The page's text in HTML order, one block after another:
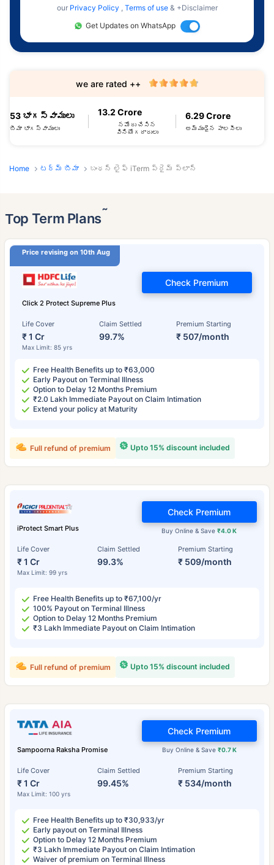
our Privacy Policy , Terms of use & +Disclaimer
Get Updates on WhatsApp
53 భాగస్వాములు
బీమా భాగస్వాములు
13.2 Crore
నమోదు చేసిన
వినియోగదారులు
6.29 Crore
అమ్ముడైన పాలసీలు
we are rated ++
Home టర్మ్ బీమా బంధన్ లైఫ్ iTerm ప్రైమ్ ప్లాన్
Top Term Plans˜
Price revising on 10th Aug
Click 2 Protect Supreme Plus
Life Cover
₹ 1 Cr
Max Limit: 85 yrs
Claim Settled
99.7%
Premium Starting
₹ 507/month
Check Premium
Free Health Benefits up to ₹63,000
Early Payout on Terminal Illness
Option to Delay 12 Months Premium
₹2.0 Lakh Immediate Payout on Claim Intimation
Extend your policy at Maturity
Upto 15% discount included
Full refund of premium
iProtect Smart Plus
Life Cover
₹ 1 Cr
Max Limit: 99 yrs
Claim Settled
99.3%
Premium Starting
₹ 509/month
Buy Online & Save₹4.0 K
Check Premium
Free Health Benefits up to ₹67,100/yr
100% Payout on Terminal Illness
Option to Delay 12 Months Premium
₹3 Lakh Immediate Payout on Claim Intimation
Upto 15% discount included
Full refund of premium
Sampoorna Raksha Promise
Life Cover
₹ 1 Cr
Max Limit: 100 yrs
Claim Settled
99.45%
Premium Starting
₹ 534/month
Buy Online & Save ₹0.7 K
Check Premium
Free Health Benefits up to ₹30,933/yr
Early payout on Terminal Illness
Option to Delay 12 Months Premium
₹3 Lakh Immediate Payout on Claim Intimation
Waiver of premium on Terminal Illness